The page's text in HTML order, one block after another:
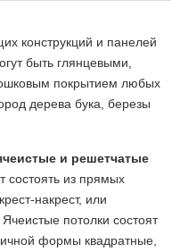
конструкций и панелей
быть глянцевыми,
покрытием любых
дерева бука, березы
и решетчатые
состоять из прямых
накрест, или
потолки состоят
формы квадратные,